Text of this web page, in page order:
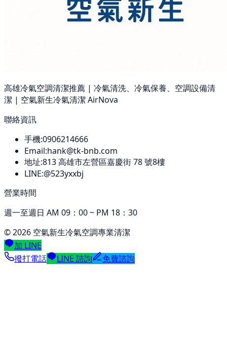
高雄冷氣空調清潔推薦 | 冷氣清洗、冷氣保養、空調設備清
潔 | 空氣新生冷氣清潔 AirNova
聯絡資訊
手機:0906214666
Email:hank@tk-bnb.com
地址:813高雄市左營區嘉慶街 78 號8樓
LINE:@523yxxbj
營業時間
週一至週日 AM 09：00 ~ PM 18：30
©2026 空氣新生冷氣空調專業清潔
加 LINE
撥打電話
LINE 諮詢 免費諮詢